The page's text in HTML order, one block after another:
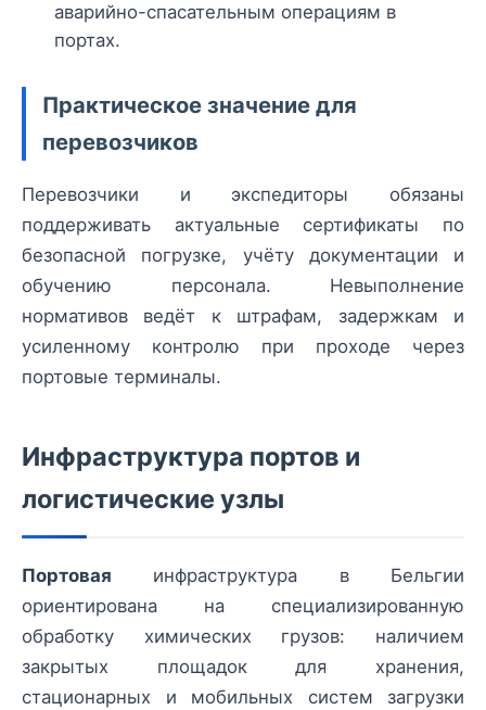
аварийно-спасательным операциям в
портах.
Практическое значение для
перевозчиков
Перевозчики и экспедиторы обязаны
поддерживать актуальные сертификаты по
безопасной погрузке, учёту документации и
обучению персонала. Невыполнение
нормативов ведёт к штрафам, задержкам и
усиленному контролю при проходе через
портовые терминалы.
Инфраструктура портов и
логистические узлы
Портовая инфраструктура в Бельгии
ориентирована на специализированную
обработку химических грузов: наличием
закрытых площадок для хранения,
стационарных и мобильных систем загрузки